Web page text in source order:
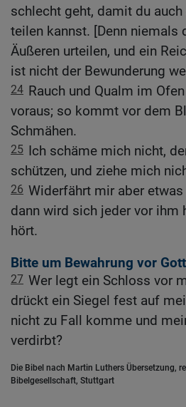
schlecht geht, damit du
teilen kannst. [Denn niemals
Äußeren urteilen, und ein
ist nicht der Bewunderung
24 Rauch und Qualm im
voraus; so kommt vor dem
Schmähen.
25 Ich schäme mich nicht,
schützen, und ziehe mich
26 Widerfährt mir aber
dann wird sich jeder vor ihm
hört.
Bitte um Bewahrung vor
27 Wer legt ein Schloss vor
drückt ein Siegel fest auf
nicht zu Fall komme und
verdirbt?
Die Bibel nach Martin Luthers Übersetzung,
Bibelgesellschaft, Stuttgart